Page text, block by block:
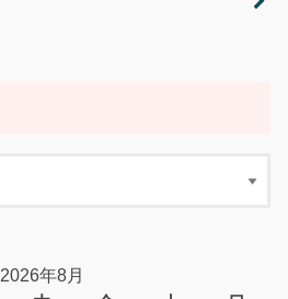
2026年8月